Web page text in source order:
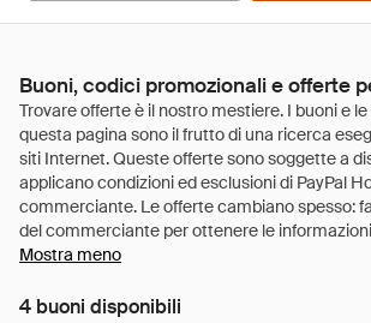
Buoni, codici promozionali e offerte
Mostra meno
4 buoni disponibili